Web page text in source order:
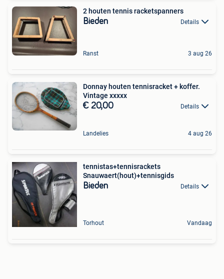
2 houten tennis racketspanners
Bieden Details
Ranst 3 aug 26
Donnay houten tennisracket + koffer.
Vintage xxxxx
€ 20,00 Details
Landelies 4 aug 26
tennistas+tennisrackets
Snauwaert(hout)+tennisgids
Bieden Details
Torhout Vandaag